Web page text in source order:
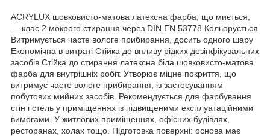
ACRYLUX шовковисто-матова латексна фарба, що миється,
— клас 2 мокрого стирання через DIN EN 53778 Кольорується
Витримується часте вологе прибирання, досить одного шару
Економічна в витраті Стійка до впливу рідких дезінфікувальних
засобів Стійка до стирання латексна біла шовковисто-матова
фарба для внутрішніх робіт. Утворює міцне покриття, що
витримує часте вологе прибирання, із застосуванням
побутових мийних засобів. Рекомендується для фарбування
стін і стель у приміщеннях із підвищеними експлуатаційними
вимогами. У житлових приміщеннях, офісних будівлях,
ресторанах, холах тощо. Підготовка поверхні: основа має